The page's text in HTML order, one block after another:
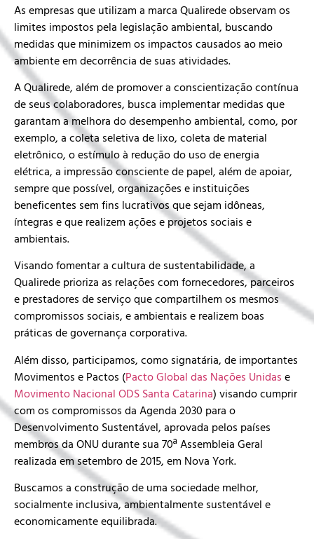
As empresas que utilizam a marca Qualirede observam os
limites impostos pela legislação ambiental, buscando
medidas que minimizem os impactos causados ao meio
ambiente em decorrência de suas atividades.
A Qualirede, além de promover a conscientização contínua
de seus colaboradores, busca implementar medidas que
garantam a melhora do desempenho ambiental, como, por
exemplo, a coleta seletiva de lixo, coleta de material
eletrônico, o estímulo à redução do uso de energia
elétrica, a impressão consciente de papel, além de apoiar,
sempre que possível, organizações e instituições
beneficentes sem fins lucrativos que sejam idôneas,
íntegras e que realizem ações e projetos sociais e
ambientais.
Visando fomentar a cultura de sustentabilidade, a
Qualirede prioriza as relações com fornecedores, parceiros
e prestadores de serviço que compartilhem os mesmos
compromissos sociais, e ambientais e realizem boas
práticas de governança corporativa.
Além disso, participamos, como signatária, de importantes
Movimentos e Pactos (Pacto Global das Nações Unidas e
Movimento Nacional ODS Santa Catarina) visando cumprir
com os compromissos da Agenda 2030 para o
Desenvolvimento Sustentável, aprovada pelos países
membros da ONU durante sua 70ª Assembleia Geral
realizada em setembro de 2015, em Nova York.
Buscamos a construção de uma sociedade melhor,
socialmente inclusiva, ambientalmente sustentável e
economicamente equilibrada.